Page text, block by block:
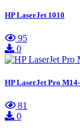
HP LaserJet 1010
95
0
HP LaserJet Pro
81
0